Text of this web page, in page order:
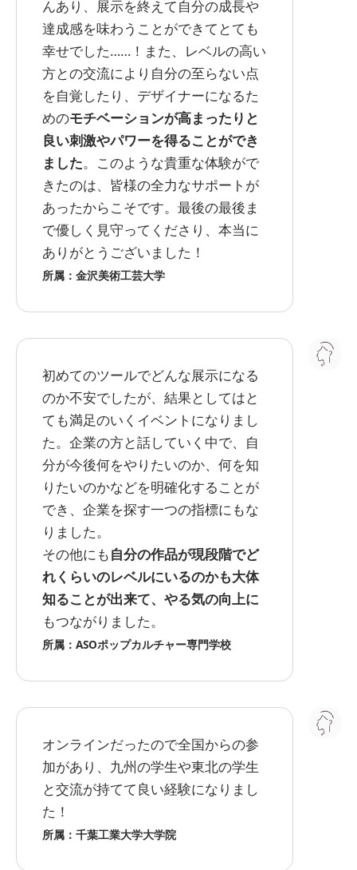
んあり、展示を終えて自分の成長や
達成感を味わうことができてとても
幸せでした……！また、レベルの高い
方との交流により自分の至らない点
を自覚したり、デザイナーになるた
めのモチベーションが高まったりと
良い刺激やパワーを得ることができ
ました。このような貴重な体験がで
きたのは、皆様の全力なサポートが
あったからこそです。最後の最後ま
で優しく見守ってくださり、本当に
ありがとうございました！
所属：金沢美術工芸大学
初めてのツールでどんな展示になる
のか不安でしたが、結果としてはと
ても満足のいくイベントになりまし
た。企業の方と話していく中で、自
分が今後何をやりたいのか、何を知
りたいのかなどを明確化することが
でき、企業を探す一つの指標にもな
りました。
その他にも自分の作品が現段階でど
れくらいのレベルにいるのかも大体
知ることが出来て、やる気の向上に
もつながりました。
所属：ASOポップカルチャー専門学校
オンラインだったので全国からの参
加があり、九州の学生や東北の学生
と交流が持てて良い経験になりまし
た！
所属：千葉工業大学大学院